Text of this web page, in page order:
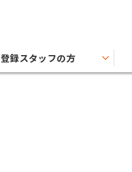
登録スタッフの方